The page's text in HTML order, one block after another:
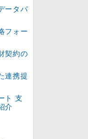
ータバ
フォー
契約の
連携提
ト 支
介